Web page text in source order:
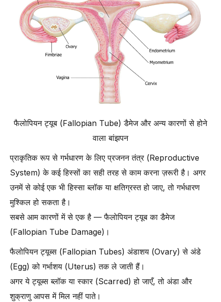
फैलोपियन ट्यूब (Fallopian Tube) डैमेज और अन्य कारणों से होने
वाला बांझपन
प्राकृतिक रूप से गर्भधारण के लिए प्रजनन तंत्र (Reproductive
System) के कई हिस्सों का सही तरह से काम करना ज़रूरी है। अगर
उनमें से कोई एक भी हिस्सा ब्लॉक या क्षतिग्रस्त हो जाए, तो गर्भधारण
मुश्किल हो सकता है।
सबसे आम कारणों में से एक है — फैलोपियन ट्यूब का डैमेज
(Fallopian Tube Damage)।
फैलोपियन ट्यूब्स (Fallopian Tubes) अंडाशय (Ovary) से अंडे
(Egg) को गर्भाशय (Uterus) तक ले जाती हैं।
अगर ये ट्यूब्स ब्लॉक या स्कार (Scarred) हो जाएँ, तो अंडा और
शुक्राणु आपस में मिल नहीं पाते।